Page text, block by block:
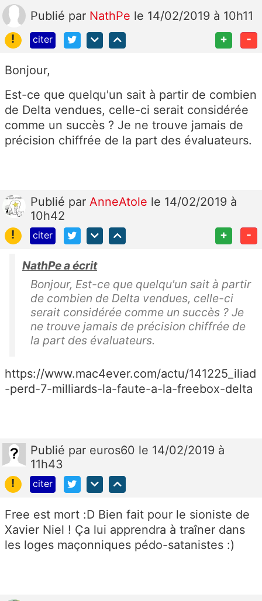
Publié par NathPe le 14/02/2019 à 10h11
!
citer + -
Bonjour,
Est-ce que quelqu'un sait à partir de combien
de Delta vendues, celle-ci serait considérée
comme un succès ? Je ne trouve jamais de
précision chiffrée de la part des évaluateurs.
Publié par AnneAtole le 14/02/2019 à
10h42
!
citer + -
NathPe a écrit
Bonjour, Est-ce que quelqu'un sait à partir
de combien de Delta vendues, celle-ci
serait considérée comme un succès ? Je
ne trouve jamais de précision chiffrée de
la part des évaluateurs.
https://www.mac4ever.com/actu/141225_iliad
-perd-7-milliards-la-faute-a-la-freebox-delta
Publié par euros60 le 14/02/2019 à
11h43
!
citer
Free est mort :D Bien fait pour le sioniste de
Xavier Niel ! Ça lui apprendra à traîner dans
les loges maçonniques pédo-satanistes :)